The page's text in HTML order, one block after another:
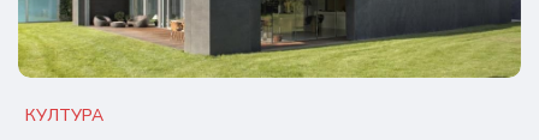
КУЛТУРА